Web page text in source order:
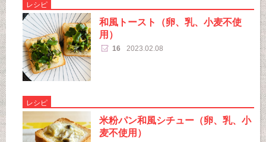
レシピ
和風トースト（卵、乳、小麦不使
用）
16 2023.02.08
レシピ
米粉パン和風シチュー（卵、乳、小
麦不使用）